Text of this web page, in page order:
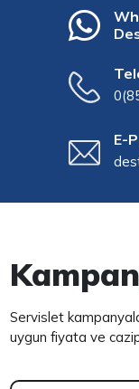
E-
Servislet
uygun fiyata ve